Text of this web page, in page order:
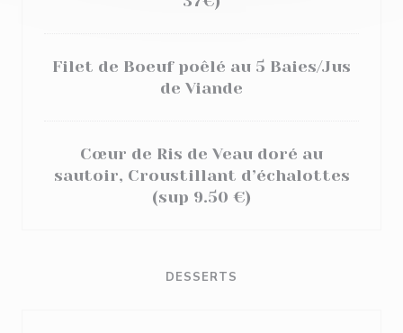
Filet de Boeuf poêlé au 5 Baies/Jus
de Viande
Cœur de Ris de Veau doré au
sautoir, Croustillant d’échalottes
(sup 9.50 €)
DESSERTS